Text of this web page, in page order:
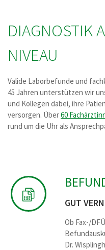
DIAGNOSTIK
NIVEAU
Valide Laborbefunde und
45 Jahren unterstützen wir
und Kollegen dabei, ihre
versorgen. Über60
rund um die Uhr als
GUT
Ob Fax-/
Dr.